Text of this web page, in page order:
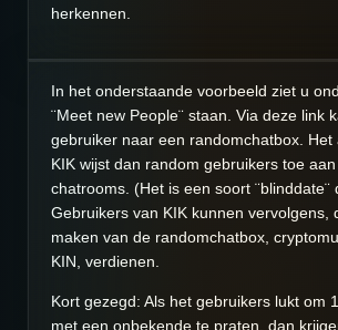
herkennen.
In het onderstaande voorbeeld ziet u
¨Meet new People¨ staan. Via deze link
gebruiker naar een randomchatbox. Het
KIK wijst dan random gebruikers toe
chatrooms. (Het is een soort ¨blinddate¨
Gebruikers van KIK kunnen vervolgens,
maken van de randomchatbox,
KIN, verdienen.
Kort gezegd: Als het gebruikers lukt om
met een onbekende te praten, dan